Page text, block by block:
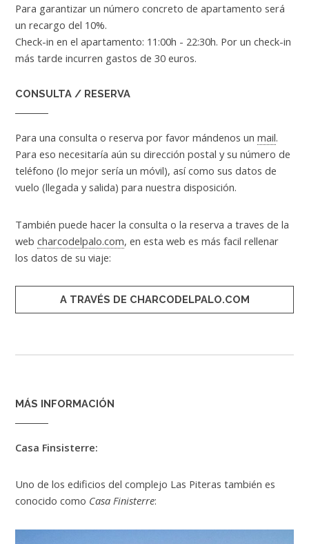
Para garantizar un número concreto de apartamento será
un recargo del 10%.
Check-in en el apartamento: 11:00h - 22:30h. Por un check-in
más tarde incurren gastos de 30 euros.
CONSULTA / RESERVA
Para una consulta o reserva por favor mándenos un mail.
Para eso necesitaría aún su dirección postal y su número de
teléfono (lo mejor sería un móvil), así como sus datos de
vuelo (llegada y salida) para nuestra disposición.
También puede hacer la consulta o la reserva a traves de la
web charcodelpalo.com, en esta web es más facil rellenar
los datos de su viaje:
A TRAVÉS DE CHARCODELPALO.COM
MÁS INFORMACIÓN
Casa Finsisterre:
Uno de los edificios del complejo Las Piteras también es
conocido como Casa Finisterre: